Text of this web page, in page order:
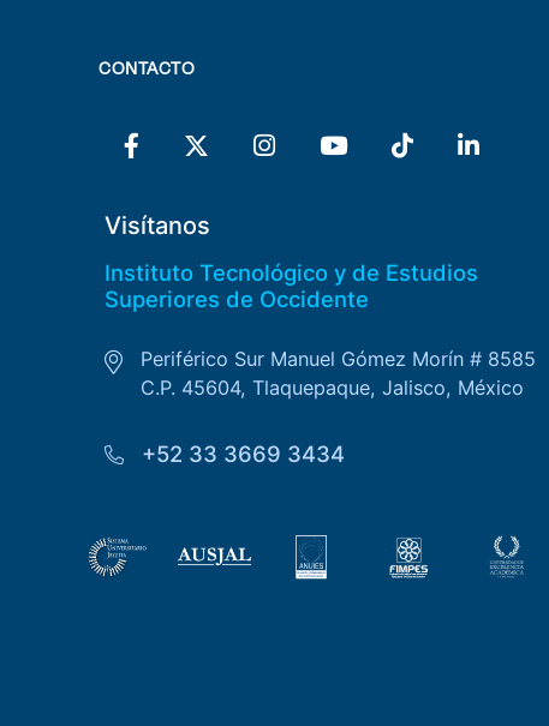
CONTACTO
Visítanos
Instituto Tecnológico y de Estudios
Superiores de Occidente
Periférico Sur Manuel Gómez Morín # 8585
C.P. 45604, Tlaquepaque, Jalisco, México
+52 33 3669 3434